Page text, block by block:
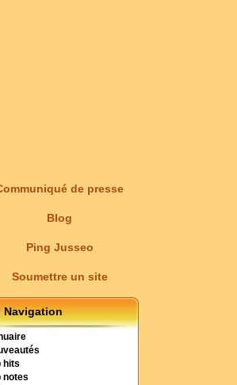
de presse
Blog
Ping Jusseo
Soumettre un site
Navigation
hits
notes